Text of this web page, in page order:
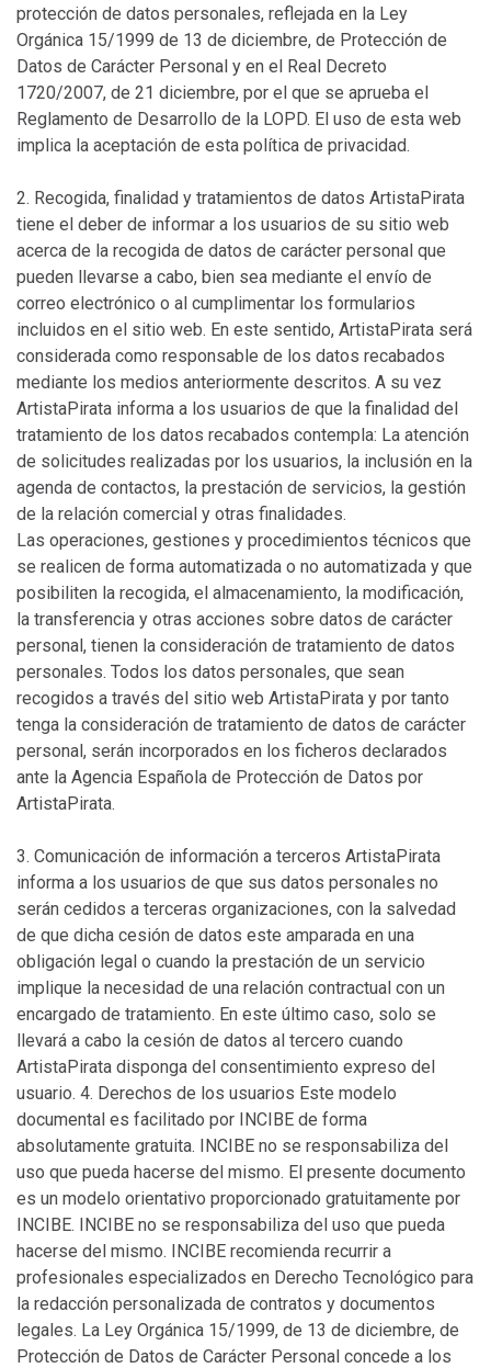
protección de datos personales, reflejada en la Ley
Orgánica 15/1999 de 13 de diciembre, de Protección de
Datos de Carácter Personal y en el Real Decreto
1720/2007, de 21 diciembre, por el que se aprueba el
Reglamento de Desarrollo de la LOPD. El uso de esta web
implica la aceptación de esta política de privacidad.
2. Recogida, finalidad y tratamientos de datos ArtistaPirata
tiene el deber de informar a los usuarios de su sitio web
acerca de la recogida de datos de carácter personal que
pueden llevarse a cabo, bien sea mediante el envío de
correo electrónico o al cumplimentar los formularios
incluidos en el sitio web. En este sentido, ArtistaPirata será
considerada como responsable de los datos recabados
mediante los medios anteriormente descritos. A su vez
ArtistaPirata informa a los usuarios de que la finalidad del
tratamiento de los datos recabados contempla: La atención
de solicitudes realizadas por los usuarios, la inclusión en la
agenda de contactos, la prestación de servicios, la gestión
de la relación comercial y otras finalidades.
Las operaciones, gestiones y procedimientos técnicos que
se realicen de forma automatizada o no automatizada y que
posibiliten la recogida, el almacenamiento, la modificación,
la transferencia y otras acciones sobre datos de carácter
personal, tienen la consideración de tratamiento de datos
personales. Todos los datos personales, que sean
recogidos a través del sitio web ArtistaPirata y por tanto
tenga la consideración de tratamiento de datos de carácter
personal, serán incorporados en los ficheros declarados
ante la Agencia Española de Protección de Datos por
ArtistaPirata.
3. Comunicación de información a terceros ArtistaPirata
informa a los usuarios de que sus datos personales no
serán cedidos a terceras organizaciones, con la salvedad
de que dicha cesión de datos este amparada en una
obligación legal o cuando la prestación de un servicio
implique la necesidad de una relación contractual con un
encargado de tratamiento. En este último caso, solo se
llevará a cabo la cesión de datos al tercero cuando
ArtistaPirata disponga del consentimiento expreso del
usuario. 4. Derechos de los usuarios Este modelo
documental es facilitado por INCIBE de forma
absolutamente gratuita. INCIBE no se responsabiliza del
uso que pueda hacerse del mismo. El presente documento
es un modelo orientativo proporcionado gratuitamente por
INCIBE. INCIBE no se responsabiliza del uso que pueda
hacerse del mismo. INCIBE recomienda recurrir a
profesionales especializados en Derecho Tecnológico para
la redacción personalizada de contratos y documentos
legales. La Ley Orgánica 15/1999, de 13 de diciembre, de
Protección de Datos de Carácter Personal concede a los